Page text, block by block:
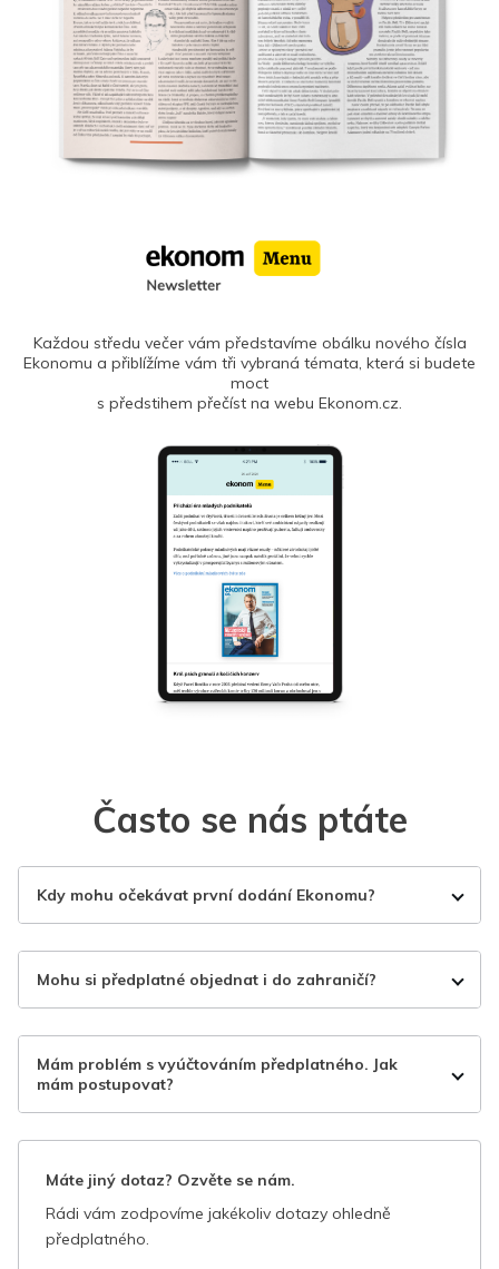
Každou středu večer vám představíme obálku nového čísla
Ekonomu a přiblížíme vám tři vybraná témata, která si budete
moct
s předstihem přečíst na webu Ekonom.cz.
Často se nás ptáte
Kdy mohu očekávat první dodání Ekonomu?
Mohu si předplatné objednat i do zahraničí?
Mám problém s vyúčtováním předplatného. Jak
mám postupovat?
Máte jiný dotaz? Ozvěte se nám.
Rádi vám zodpovíme jakékoliv dotazy ohledně
předplatného.